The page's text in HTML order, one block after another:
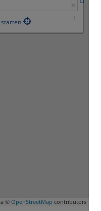
starten
© OpenStreetMap contributors